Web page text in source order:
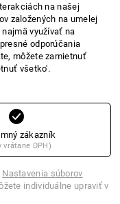
na našej
založených na umelej
využívať na
odporúčania
môžete zamietnuť
všetko'.
zákazník
vrátane DPH)
Nastavenia súborov
individuálne upraviť v